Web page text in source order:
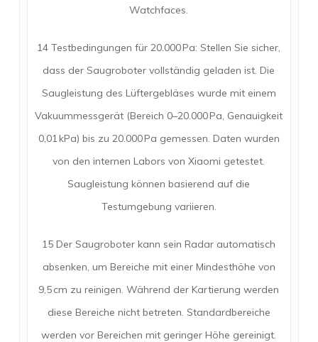
Watchfaces.
14 Testbedingungen für 20.000 Pa: Stellen Sie sicher,
dass der Saugroboter vollständig geladen ist. Die
Saugleistung des Lüftergebläses wurde mit einem
Vakuummessgerät (Bereich 0–20.000 Pa, Genauigkeit
0,01 kPa) bis zu 20.000 Pa gemessen. Daten wurden
von den internen Labors von Xiaomi getestet.
Saugleistung können basierend auf die
Testumgebung variieren.
15 Der Saugroboter kann sein Radar automatisch
absenken, um Bereiche mit einer Mindesthöhe von
9,5 cm zu reinigen. Während der Kartierung werden
diese Bereiche nicht betreten. Standardbereiche
werden vor Bereichen mit geringer Höhe gereinigt.